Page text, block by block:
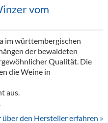
vom
im württembergischen
der bewaldeten
Qualität. Die
die Weine in
aus.
über den Hersteller erfahren »